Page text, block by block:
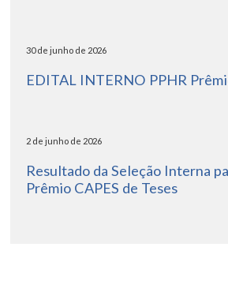
30 de junho de 2026
EDITAL INTERNO PPHR
2 de junho de 2026
Resultado da Seleção Interna
Prêmio CAPES de Teses